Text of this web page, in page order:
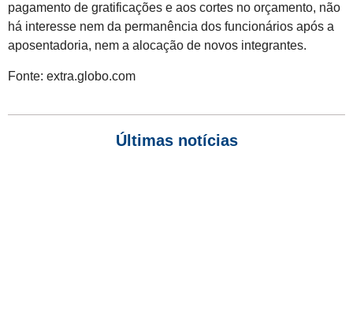
pagamento de gratificações e aos cortes no orçamento, não
há interesse nem da permanência dos funcionários após a
aposentadoria, nem a alocação de novos integrantes.
Fonte: extra.globo.com
Últimas notícias